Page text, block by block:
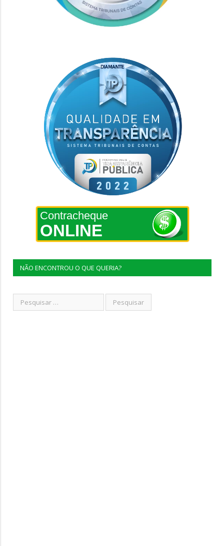
Contracheque
ONLINE
NÃO ENCONTROU O QUE QUERIA?